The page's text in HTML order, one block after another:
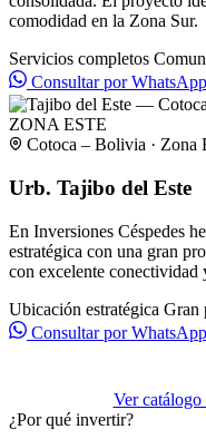
comodidad en la Zona Sur.
Servicios completos
Consultar por WhatsApp
ZONA ESTE
Cotoca – Bolivia · Zona
Urb. Tajibo del Este
En Inversiones Céspedes
estratégica con una gran
con excelente conectividad
Ubicación estratégica Gran
Consultar por WhatsApp
Ver
¿Por qué invertir?